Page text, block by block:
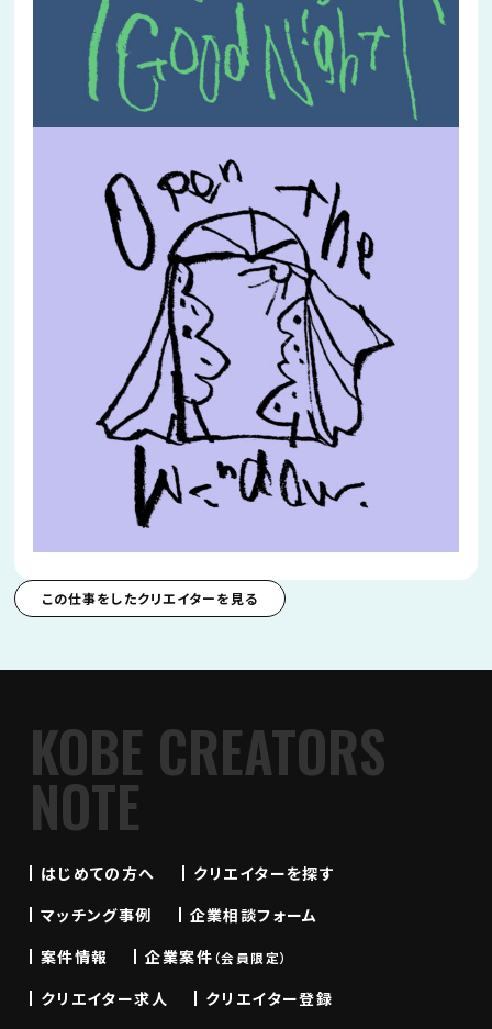
この仕事をしたクリエイターを見る
KOBE CREATORS
NOTE
はじめての方へ
クリエイターを探す
マッチング事例
企業相談フォーム
案件情報
企業案件（会員限定）
クリエイター求人 クリエイター登録